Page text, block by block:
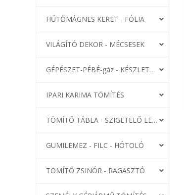
HŰTŐMÁGNES KERET - FÓLIA
VILÁGÍTÓ DEKOR - MÉCSESEK
GÉPÉSZET-PÉBÉ-gáz - KÉSZLETEK
IPARI KARIMA TÖMÍTÉS
TÖMÍTŐ TÁBLA - SZIGETELŐ LEMEZ
GUMILEMEZ - FILC - HÓTOLÓ
TÖMÍTŐ ZSINÓR - RAGASZTÓ